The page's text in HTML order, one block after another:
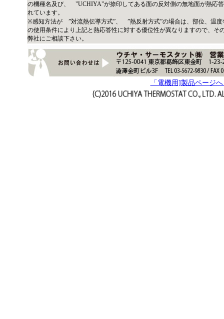
の機種名及び、 "UCHIYA"が捺印してある面の反対側の無地面が熱応
れています。
※感知方法が ”対流熱伝導方式”、 ”熱反射方式”の場合は、部位、温度
の使用条件により上記と熱応答性に対する優位性が異なりますので、そ
弊社にご相談下さい。
「電機用]製品ページ